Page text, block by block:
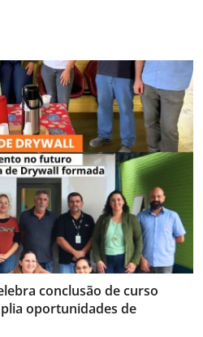
conclusão de curso
oportunidades de